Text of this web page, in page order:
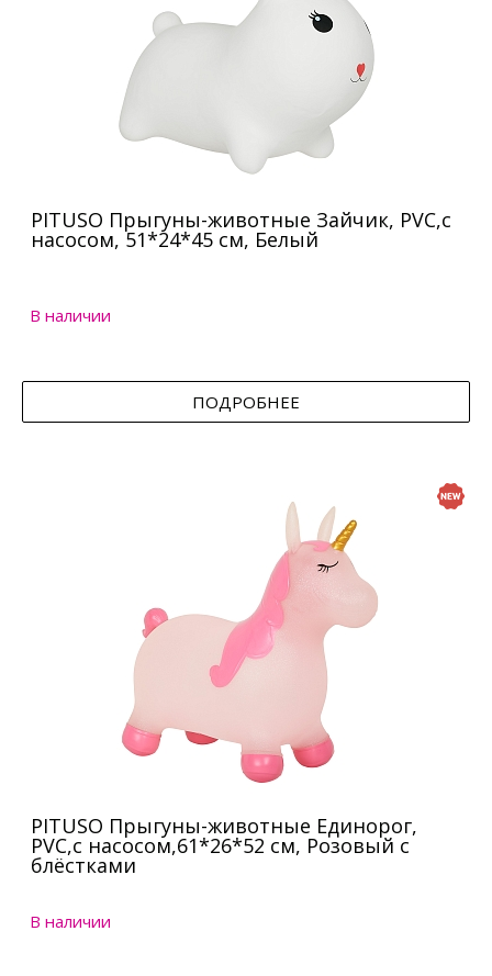
PITUSO Прыгуны-животные Зайчик, PVC,с
насосом, 51*24*45 см, Белый
В наличии
ПОДРОБНЕЕ
PITUSO Прыгуны-животные Единорог,
PVC,с насосом,61*26*52 см, Розовый с
блёстками
В наличии